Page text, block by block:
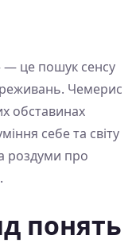
— це пошук сенсу
Чемерис
обставинах
себе та світу
роздуми про
понять